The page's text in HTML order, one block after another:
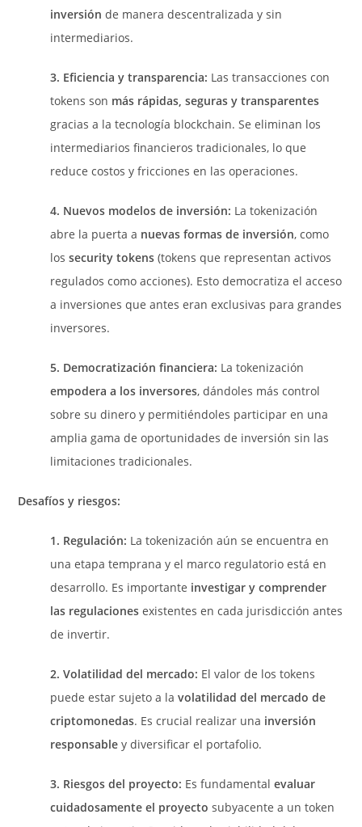
inversión de manera descentralizada y sin
intermediarios.
3. Eficiencia y transparencia: Las transacciones con
tokens son más rápidas, seguras y transparentes
gracias a la tecnología blockchain. Se eliminan los
intermediarios financieros tradicionales, lo que
reduce costos y fricciones en las operaciones.
4. Nuevos modelos de inversión: La tokenización
abre la puerta a nuevas formas de inversión, como
lossecurity tokens (tokens que representan activos
regulados como acciones). Esto democratiza el acceso
a inversiones que antes eran exclusivas para grandes
inversores.
5. Democratización financiera: La tokenización
empodera a los inversores, dándoles más control
sobre su dinero y permitiéndoles participar en una
amplia gama de oportunidades de inversión sin las
limitaciones tradicionales.
Desafíos y riesgos:
1. Regulación: La tokenización aún se encuentra en
una etapa temprana y el marco regulatorio está en
desarrollo. Es importante investigar y comprender
las regulaciones existentes en cada jurisdicción antes
de invertir.
2. Volatilidad del mercado: El valor de los tokens
puede estar sujeto a lavolatilidad del mercado de
criptomonedas. Es crucial realizar una inversión
responsable y diversificar el portafolio.
3. Riesgos del proyecto: Es fundamentalevaluar
cuidadosamente el proyecto subyacente a un token